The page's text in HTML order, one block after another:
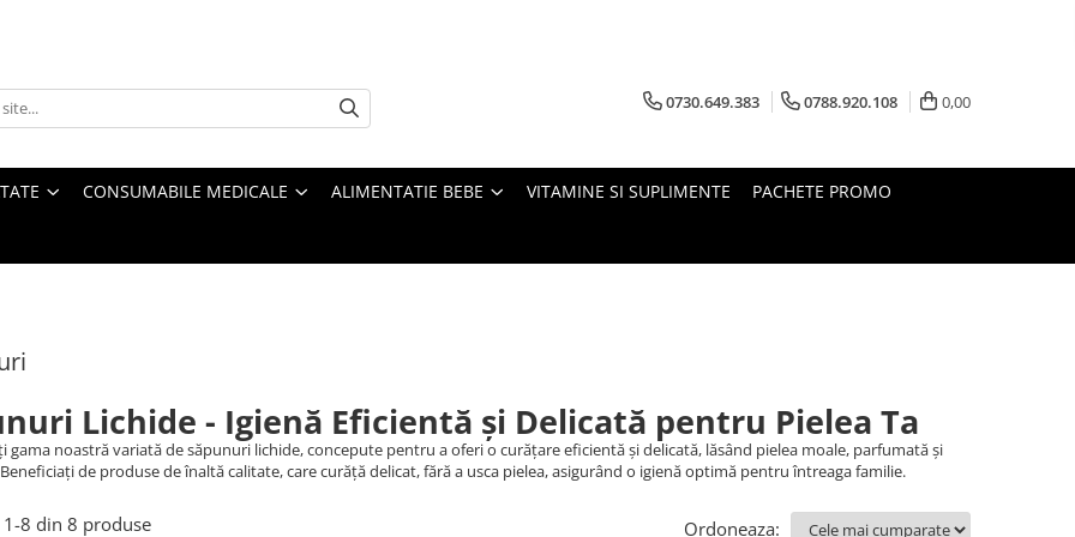
0730.649.383 0788.920.108 0,00
CONSUMABILE MEDICALE ALIMENTATIE BEBE VITAMINE SI SUPLIMENTE PACHETE PROMO
Lichide - Igienă Eficientă și Delicată pentru Pielea Ta
gama noastră variată de săpunuri lichide, concepute pentru a oferi o curățare eficientă și delicată, lăsând pielea moale, parfumată și
de produse de înaltă calitate, care curăță delicat, fără a usca pielea, asigurând o igienă optimă pentru întreaga familie.
1-8 din 8 produse Ordoneaza: